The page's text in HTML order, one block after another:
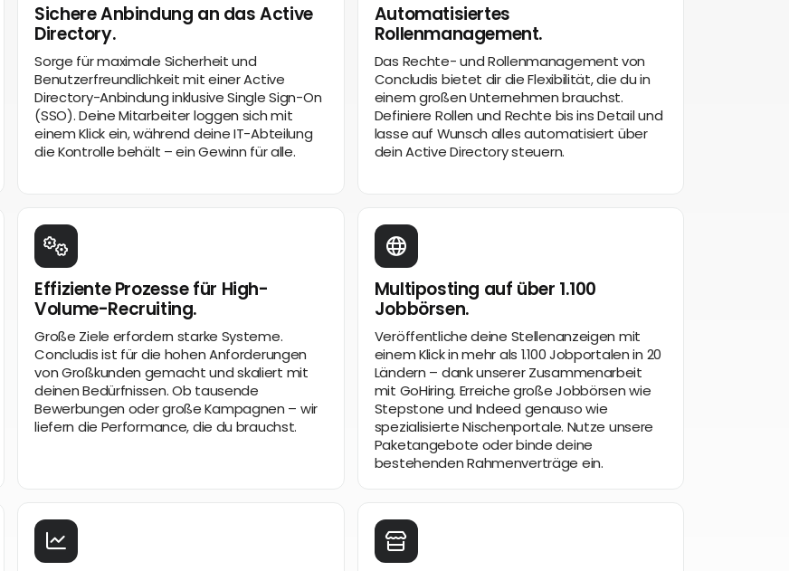
Sichere Anbindung an das Active
Directory.
Sorge für maximale Sicherheit und
Benutzerfreundlichkeit mit einer Active
Directory-Anbindung inklusive Single Sign-On
(SSO). Deine Mitarbeiter loggen sich mit
einem Klick ein, während deine IT-Abteilung
die Kontrolle behält – ein Gewinn für alle.
Automatisiertes
Rollenmanagement.
Das Rechte- und Rollenmanagement von
Concludis bietet dir die Flexibilität, die du in
einem großen Unternehmen brauchst.
Definiere Rollen und Rechte bis ins Detail und
lasse auf Wunsch alles automatisiert über
dein Active Directory steuern.
Effiziente Prozesse für High-
Volume-Recruiting.
Große Ziele erfordern starke Systeme.
Concludis ist für die hohen Anforderungen
von Großkunden gemacht und skaliert mit
deinen Bedürfnissen. Ob tausende
Bewerbungen oder große Kampagnen – wir
liefern die Performance, die du brauchst.
Multiposting auf über 1.100
Jobbörsen.
Veröffentliche deine Stellenanzeigen mit
einem Klick in mehr als 1.100 Jobportalen in 20
Ländern – dank unserer Zusammenarbeit
mit GoHiring. Erreiche große Jobbörsen wie
Stepstone und Indeed genauso wie
spezialisierte Nischenportale. Nutze unsere
Paketangebote oder binde deine
bestehenden Rahmenverträge ein.